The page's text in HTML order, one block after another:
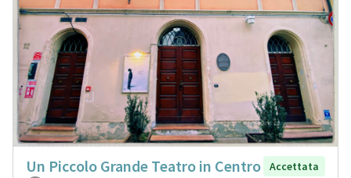
Un Piccolo Grande Teatro in Centro
Accettata